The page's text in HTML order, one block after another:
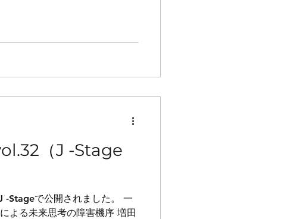
（J -Stage
-Stageで公開されました。 一
よる未来思考の障害機序 増田